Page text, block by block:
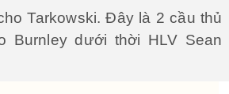
Tarkowski. Đây là 2 cầu thủ
Burnley dưới thời HLV Sean